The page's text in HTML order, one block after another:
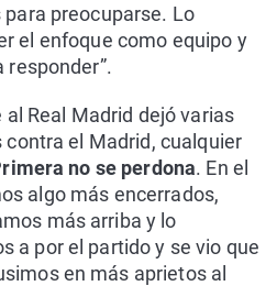
preocuparse. Lo
el enfoque como equipo y
responder”.
Real Madrid dejó varias
contra el Madrid, cualquier
no se perdona. En el
algo más encerrados,
más arriba y lo
a por el partido y se vio que
en más aprietos al